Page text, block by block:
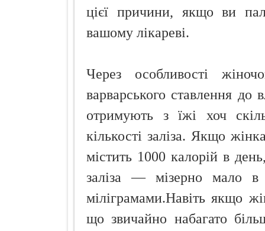
цієї причини, якщо ви
вашому лікареві.
Через особливості
варварського ставлення до
отримують з їжі хоч
кількості заліза. Якщо
містить 1000 калорій в
заліза — мізерно мало в
міліграмами.Навіть якщо
що звичайно набагато